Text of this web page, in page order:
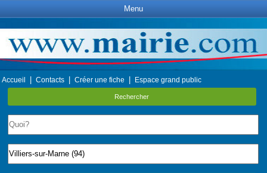
Menu
Accueil Contacts Créer une fiche Espace grand public
Rechercher